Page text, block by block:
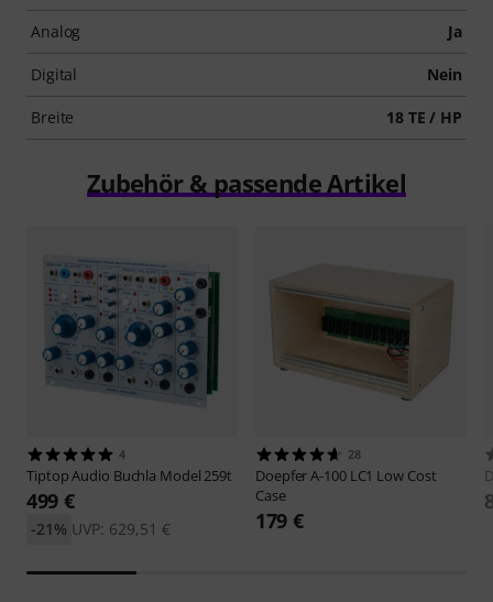
Analog Ja
Digital Nein
Breite 18 TE / HP
Zubehör & passende Artikel
4
Tiptop Audio Buchla Model 259t
499 €
UVP: 629,51 €
-21%
28
DoepferA-100 LC1 Low Cost
Case
179 €